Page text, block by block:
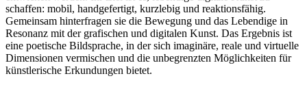
schaffen: mobil, handgefertigt, kurzlebig und reaktionsfähig.
Gemeinsam hinterfragen sie die Bewegung und das Lebendige in
Resonanz mit der grafischen und digitalen Kunst. Das Ergebnis ist
eine poetische Bildsprache, in der sich imaginäre, reale und virtuelle
Dimensionen vermischen und die unbegrenzten Möglichkeiten für
künstlerische Erkundungen bietet.